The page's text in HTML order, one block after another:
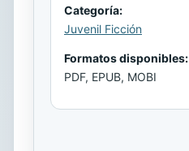
Categoría:
Juvenil Ficción
Formatos disponibles:
PDF, EPUB, MOBI